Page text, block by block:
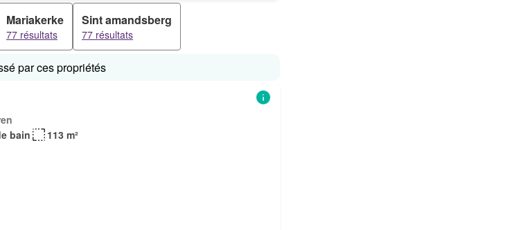
Mariakerke
77 résultats
Sint amandsberg
77 résultats
par ces propriétés
bain 113 m²